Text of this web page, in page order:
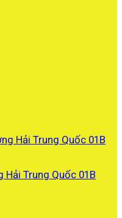
Trung Quốc 01B